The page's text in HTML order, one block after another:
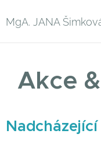
MgA. JANA
Akce
Nadcházející